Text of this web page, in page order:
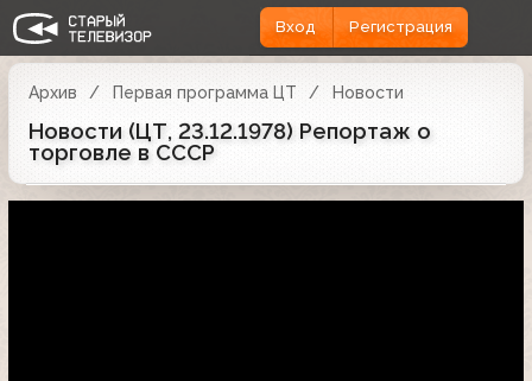
Вход Регистрация
Архив Первая программа ЦТ Новости
Новости (ЦТ, 23.12.1978) Репортаж о
торговле в СССР